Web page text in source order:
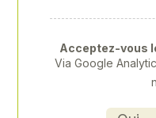
Acceptez-vous
Via Google